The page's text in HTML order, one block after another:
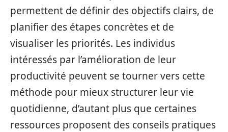
permettent de définir des objectifs clairs, de
planifier des étapes concrètes et de
visualiser les priorités. Les individus
intéressés par l’amélioration de leur
productivité peuvent se tourner vers cette
méthode pour mieux structurer leur vie
quotidienne, d’autant plus que certaines
ressources proposent des conseils pratiques